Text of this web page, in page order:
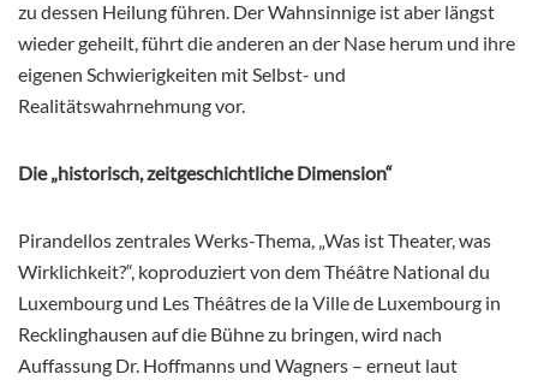
zu dessen Heilung führen. Der Wahnsinnige ist aber längst
wieder geheilt, führt die anderen an der Nase herum und ihre
eigenen Schwierigkeiten mit Selbst- und
Realitätswahrnehmung vor.
Die „historisch, zeitgeschichtliche Dimension“
Pirandellos zentrales Werks-Thema, „Was ist Theater, was
Wirklichkeit?“, koproduziert von dem Théâtre National du
Luxembourg und Les Théâtres de la Ville de Luxembourg in
Recklinghausen auf die Bühne zu bringen, wird nach
Auffassung Dr. Hoffmanns und Wagners – erneut laut